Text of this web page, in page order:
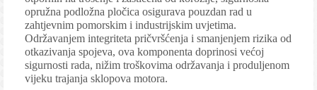
opružna podložna pločica osigurava pouzdan rad u
zahtjevnim pomorskim i industrijskim uvjetima.
Održavanjem integriteta pričvršćenja i smanjenjem rizika od
otkazivanja spojeva, ova komponenta doprinosi većoj
sigurnosti rada, nižim troškovima održavanja i produljenom
vijeku trajanja sklopova motora.